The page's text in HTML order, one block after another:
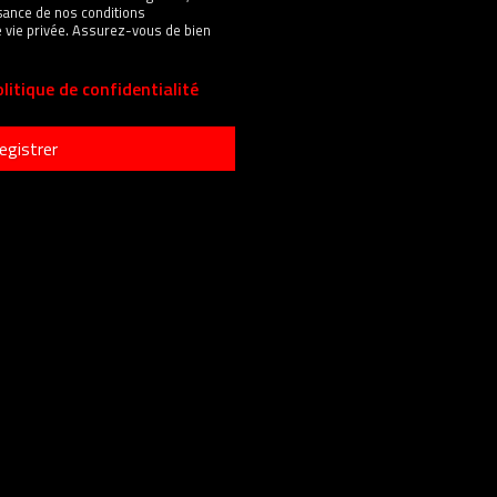
de nos conditions
privée. Assurez-vous de bien
de confidentialité